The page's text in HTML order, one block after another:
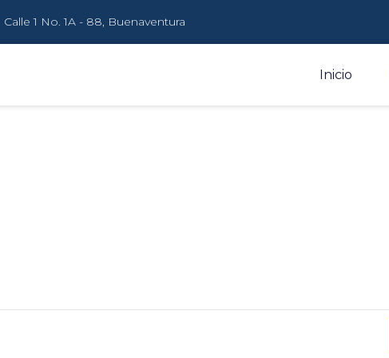
Calle 1 No. 1A - 88, Buenaventura
Inicio